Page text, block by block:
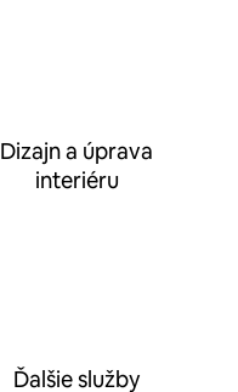
Dizajn a úprava
interiéru
Ďalšie služby